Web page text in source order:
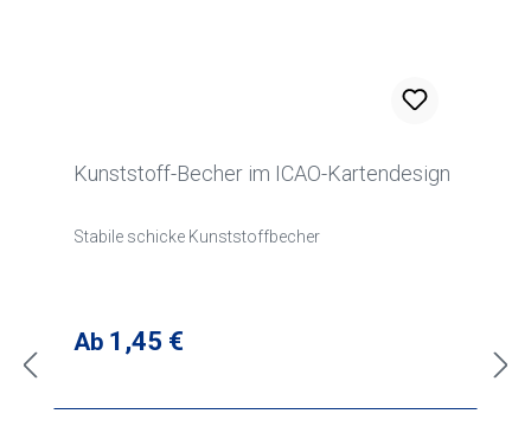
Kunststoff-Becher im ICAO-Kartendesign
Stabile schicke Kunststoffbecher
Regulärer Preis:
Ab 1,45 €